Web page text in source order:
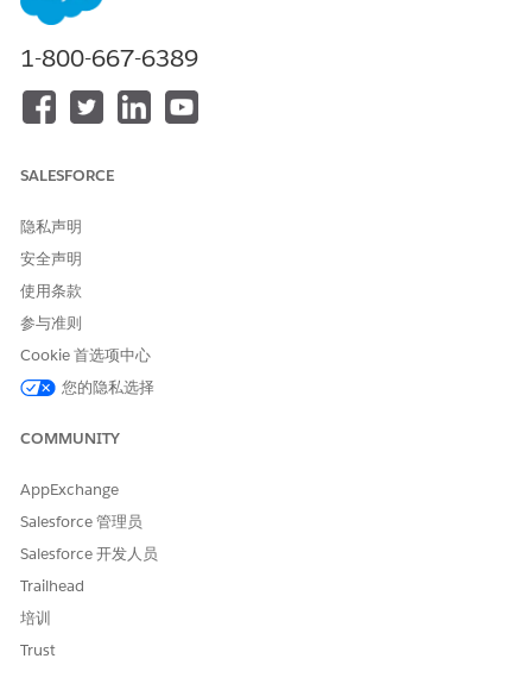
在“设置”中，单击
单击Lightning 记录页面
单击编辑
。
在“组件”选项卡上，将
保存更改。
另请参阅：
Salesforce 移动应用程序构建自定义记录页面
请与我们共享您的想法，以便我们进行改进！
1-800-667-6389
SALESFORCE
隐私声明
安全声明
使用条款
参与准则
Cookie 首选项中心
您的隐私选择
COMMUNITY
AppExchange
Salesforce 管理员
Salesforce 开发人员
Trailhead
培训
Trust